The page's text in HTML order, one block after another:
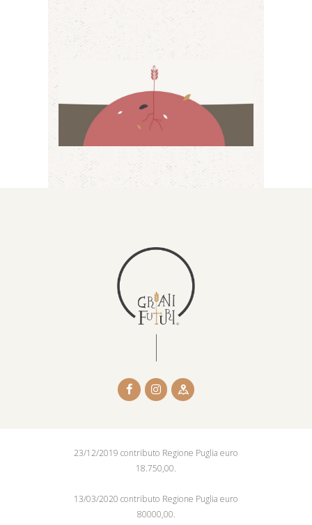
23/12/2019 contributo Regione Puglia euro
18.750,00.
13/03/2020 contributo Regione Puglia euro
80000,00.